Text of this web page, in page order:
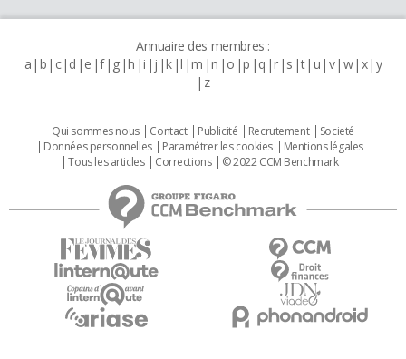
Annuaire des membres :
a b c d e f g h i j k l m n o p q r s t u v w x y
z
Qui sommes nous Contact Publicité Recrutement
Societé
Données personnelles
Paramétrer les cookies
Mentions légales
Tous les articles
Corrections © 2022 CCM Benchmark